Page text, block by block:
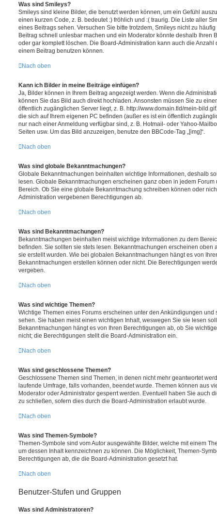
Was sind Smileys?
Smileys sind kleine Bilder, die benutzt werden können, um ein Gefühl
einen kurzen Code, z. B. bedeutet :) fröhlich und :( traurig. Die Liste aller
eines Beitrags sehen. Versuchen Sie bitte trotzdem, Smileys nicht zu
Beitrag schnell unlesbar machen und ein Moderator könnte deshalb Ihren
oder gar komplett löschen. Die Board-Administration kann auch die
einem Beitrag benutzen können.
Nach oben
Kann ich Bilder in meine Beiträge einfügen?
Ja, Bilder können in Ihrem Beitrag angezeigt werden. Wenn die
können Sie das Bild auch direkt hochladen. Ansonsten müssen Sie zu
öffentlich zugänglichen Server liegt, z. B. http://www.domain.tld/mein-
die sich auf Ihrem eigenen PC befinden (außer es ist ein öffentlich
nur nach einer Anmeldung verfügbar sind, z. B. Hotmail- oder Yahoo-
Seiten usw. Um das Bild anzuzeigen, benutze den BBCode-Tag „[img]“.
Nach oben
Was sind globale Bekanntmachungen?
Globale Bekanntmachungen beinhalten wichtige Informationen, deshalb
lesen. Globale Bekanntmachungen erscheinen ganz oben in jedem
Bereich. Ob Sie eine globale Bekanntmachung schreiben können oder
Administration vergebenen Berechtigungen ab.
Nach oben
Was sind Bekanntmachungen?
Bekanntmachungen beinhalten meist wichtige Informationen zu dem
befinden. Sie sollten sie stets lesen. Bekanntmachungen erscheinen oben
sie erstellt wurden. Wie bei globalen Bekanntmachungen hängt es von
Bekanntmachungen erstellen können oder nicht. Die Berechtigungen
vergeben.
Nach oben
Was sind wichtige Themen?
Wichtige Themen eines Forums erscheinen unter den Ankündigungen und
sehen. Sie haben meist einen wichtigen Inhalt, weswegen Sie sie lesen
Bekanntmachungen hängt es von Ihren Berechtigungen ab, ob Sie
nicht; die Berechtigungen stellt die Board-Administration ein.
Nach oben
Was sind geschlossene Themen?
Geschlossene Themen sind Themen, in denen nicht mehr geantwortet
laufende Umfrage, falls vorhanden, beendet wurde. Themen können aus
Moderator oder Administrator gesperrt werden. Eventuell haben Sie auch
zu schließen, sofern dies durch die Board-Administration erlaubt wurde.
Nach oben
Was sind Themen-Symbole?
Themen-Symbole sind vom Autor ausgewählte Bilder, welche mit einem
um dessen Inhalt kennzeichnen zu können. Die Möglichkeit, Themen-
Berechtigungen ab, die die Board-Administration gesetzt hat.
Nach oben
Benutzer-Stufen und Gruppen
Was sind Administratoren?